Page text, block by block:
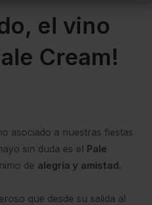
el vino
Cream!
asociado a nuestras fiestas
sin duda es el Pale
de alegría y amistad.
que desde su salida al